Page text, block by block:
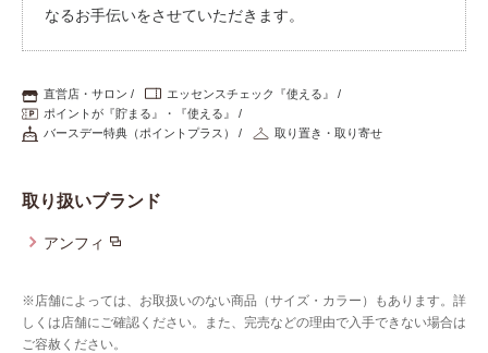
お問い合わせ
よくあるご質問
なるお手伝いをさせていただきます。
直営店・サロン
エッセンスチェック『使える』
ポイントが『貯まる』・『使える』
バースデー特典（ポイントプラス）
取り置き・取り寄せ
取り扱いブランド
アンフィ
※店舗によっては、お取扱いのない商品（サイズ・カラー）もあります。詳
しくは店舗にご確認ください。また、完売などの理由で入手できない場合は
ご容赦ください。